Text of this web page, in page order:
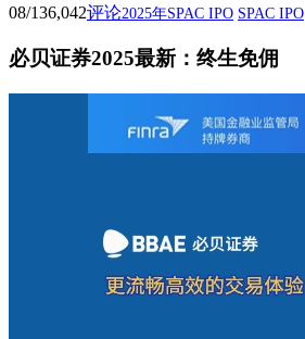
08/136,042评论2025年SPAC IPO SPAC IPO
必贝证券2025最新：终生免佣